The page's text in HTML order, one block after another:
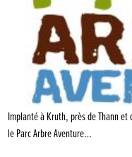
Implanté à Kruth, près de Thann
le Parc Arbre Aventure…